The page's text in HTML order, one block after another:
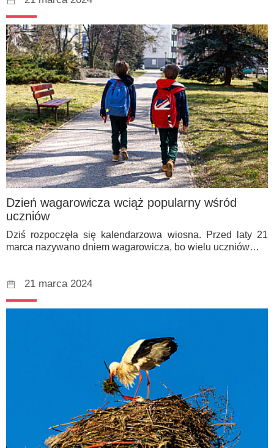
Dzień wagarowicza wciąż popularny wśród
uczniów
Dziś rozpoczęła się kalendarzowa wiosna. Przed laty 21
marca nazywano dniem wagarowicza, bo wielu uczniów…
21 marca 2024